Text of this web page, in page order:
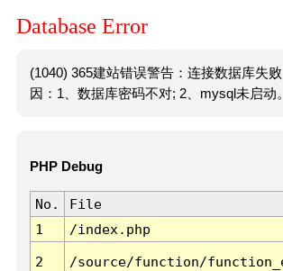
Database Error
(1040) 365建站错误警告：连接数据库失
因：1、数据库密码不对; 2、mysql未启动。
PHP Debug
No. File
1
/index.php
2 /source/function/